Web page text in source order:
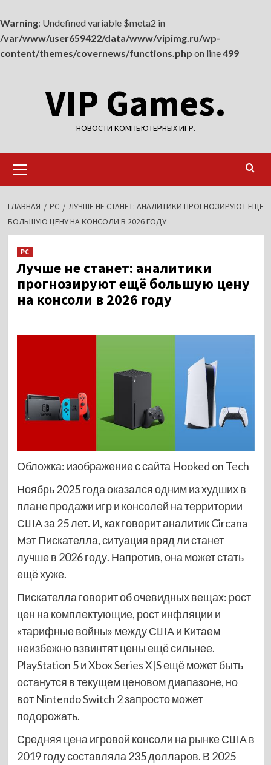
Warning: Undefined variable $meta2 in
/var/www/user659422/data/www/vipimg.ru/wp-
content/themes/covernews/functions.php on line499
содержимомуVIP Games.
НОВОСТИ КОМПЬЮТЕРНЫХ ИГР.
меню
ГЛАВНАЯ PC
ЛУЧШЕ НЕ СТАНЕТ: АНАЛИТИКИ ПРОГНОЗИРУЮТ ЕЩЁ
БОЛЬШУЮ ЦЕНУ НА КОНСОЛИ В 2026 ГОДУ
PC
Лучше не станет: аналитики
прогнозируют ещё большую цену
на консоли в 2026 году
Обложка: изображение с сайта Hooked on Tech
Ноябрь 2025 года оказался одним из худших в
плане продажи игр и консолей на территории
США за 25 лет. И, как говорит аналитик Circana
Мэт Пискателла, ситуация вряд ли станет
лучше в 2026 году. Напротив, она может стать
ещё хуже.
Пискателла говорит об очевидных вещах: рост
цен на комплектующие, рост инфляции и
«тарифные войны» между США и Китаем
неизбежно взвинтят цены ещё сильнее.
PlayStation 5 и Xbox Series X|S ещё может быть
останутся в текущем ценовом диапазоне, но
вот Nintendo Switch 2 запросто может
подорожать.
Средняя цена игровой консоли на рынке США в
2019 году составляла 235 долларов. В 2025